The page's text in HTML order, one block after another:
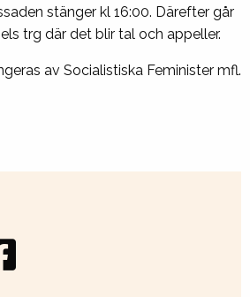
stänger kl 16:00. Därefter går
trg där det blir tal och appeller.
av Socialistiska Feminister mfl.